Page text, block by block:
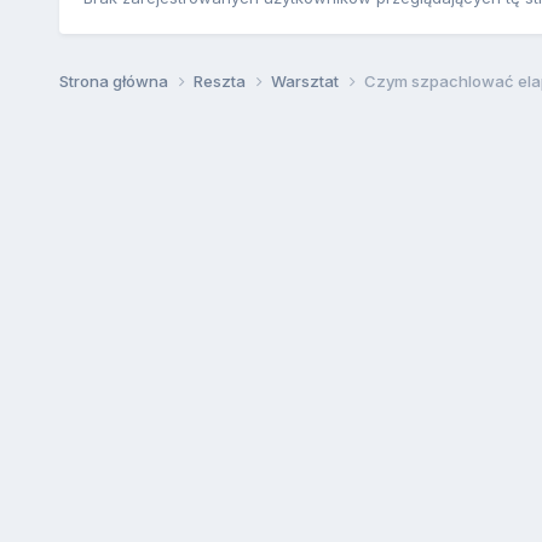
Strona główna Reszta Warsztat Czym szpachlować